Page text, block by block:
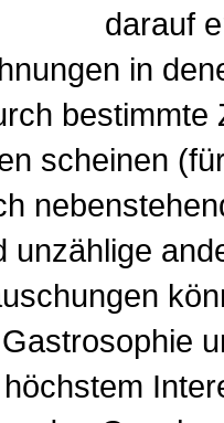
darauf
in
bestimmte
scheinen
unzählige